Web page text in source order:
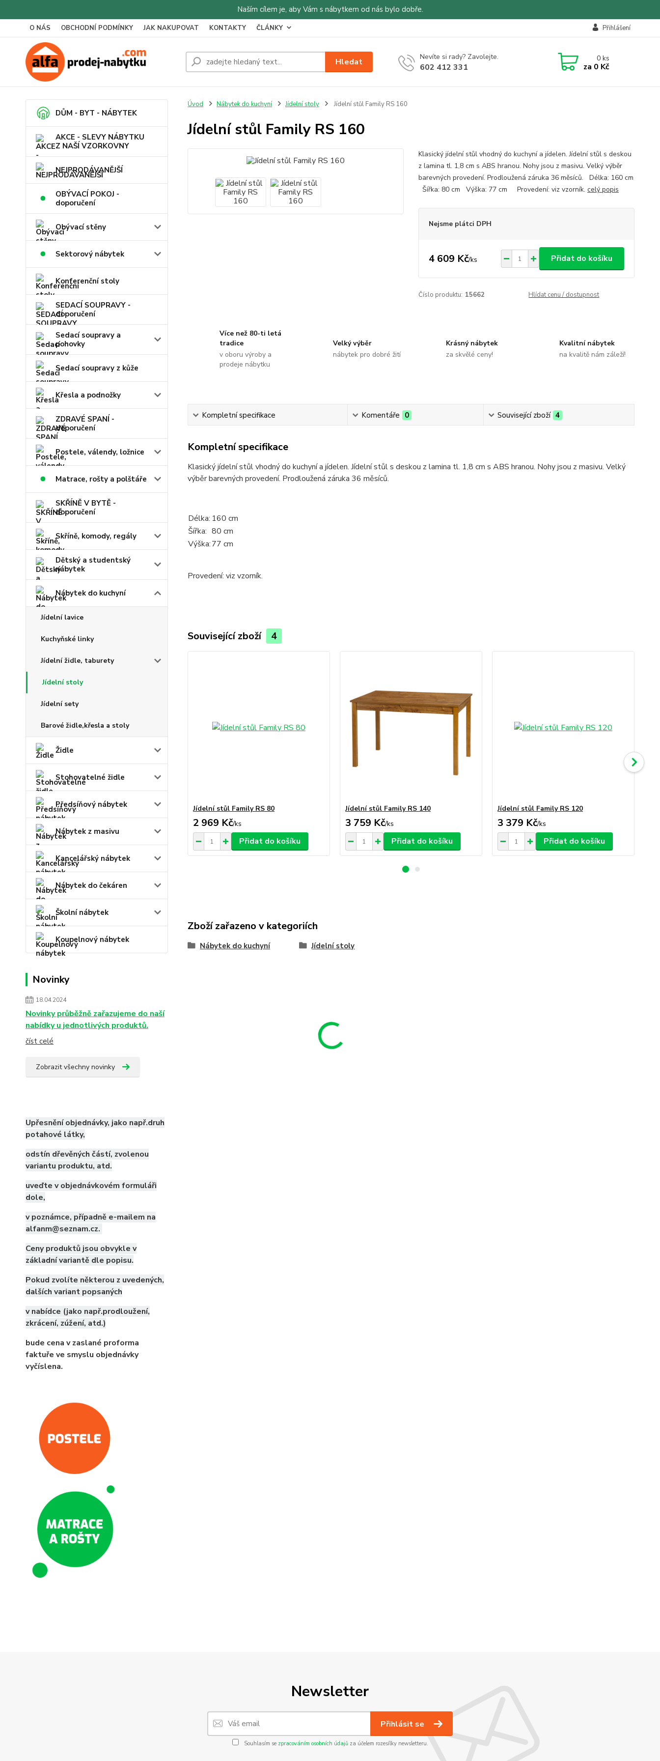
Naším cílem je, aby Vám s nábytkem od nás bylo dobře.
O NÁS OBCHODNÍ PODMÍNKY JAK NAKUPOVAT KONTAKTY ČLÁNKY Přihlášení
Hledat Nevíte si rady? Zavolejte.
602 412 331
0ks
za 0 Kč
DŮM - BYT - NÁBYTEK
AKCE - SLEVY NÁBYTKU
Z NAŠÍ VZORKOVNY
NEJPRODÁVANĚJŠÍ
OBÝVACÍ POKOJ -
doporučení
Obývací stěny
Sektorový nábytek
Konferenční stoly
SEDACÍ SOUPRAVY -
doporučení
Sedací soupravy a
pohovky
Sedací soupravy z kůže
Křesla a podnožky
ZDRAVÉ SPANÍ -
doporučení
Postele, válendy, ložnice
Matrace, rošty a polštáře
SKŘÍNĚ V BYTĚ -
doporučení
Skříně, komody, regály
Dětský a studentský
nábytek
Nábytek do kuchyní
Jídelní lavice
Kuchyňské linky
Jídelní židle, taburety
Jídelní stoly
Jídelní sety
Barové židle,křesla a stoly
Židle
Stohovatelné židle
Předsíňový nábytek
Nábytek z masivu
Kancelářský nábytek
Nábytek do čekáren
Školní nábytek
Koupelnový nábytek
Novinky
18.04.2024
Novinky průběžně zařazujeme do naší
nabídky u jednotlivých produktů.
číst celé
Zobrazit všechny novinky
Upřesnění objednávky, jako např.druh
potahové látky,
odstín dřevěných částí, zvolenou
variantu produktu, atd.
uveďte v objednávkovém formuláři
dole,
v poznámce, případně e-mailem na
alfanm@seznam.cz.
Ceny produktů jsou obvykle v
základní variantě dle popisu.
Pokud zvolíte některou z uvedených,
dalších variant popsaných
v nabídce (jako např.prodloužení,
zkrácení, zúžení, atd.)
bude cena v zaslané proforma
faktuře ve smyslu objednávky
vyčíslena.
Úvod Nábytek do kuchyní Jídelní stoly Jídelní stůl Family RS 160
Jídelní stůl Family RS 160
Klasický jídelní stůl vhodný do kuchyní a jídelen. Jídelní stůl s deskou
z lamina tl. 1,8 cm s ABS hranou. Nohy jsou z masivu. Velký výběr
barevných provedení. Prodloužená záruka 36 měsíců. Délka: 160 cm
Šířka: 80 cm Výška: 77 cm Provedení: viz vzorník. celý popis
Nejsme plátci DPH
4 609 Kč/ks Přidat do košíku
Číslo produktu: 15662 Hlídat cenu / dostupnost
Více než 80-ti letá
tradice
v oboru výroby a
prodeje nábytku
Velký výběr
nábytek pro dobré žití
Krásný nábytek
za skvělé ceny!
Kvalitní nábytek
na kvalitě nám záleží!
Kompletní specifikace Komentáře 0 Související zboží 4
Kompletní specifikace
Klasický jídelní stůl vhodný do kuchyní a jídelen. Jídelní stůl s deskou z lamina tl. 1,8 cm s ABS hranou. Nohy jsou z masivu. Velký
výběr barevných provedení. Prodloužená záruka 36 měsíců.
Délka: 160 cm
Šířka: 80 cm
Výška:77 cm
Provedení: viz vzorník.
Související zboží 4
Jídelní stůl Family RS 80
2 969 Kč/ks
Přidat do košíku
Jídelní stůl Family RS 140
3 759 Kč/ks
Přidat do košíku
Jídelní stůl Family RS 120
3 379 Kč/ks
Přidat do košíku
Zboží zařazeno v kategoriích
Nábytek do kuchyní Jídelní stoly
Newsletter
Přihlásit se
Souhlasím se zpracováním osobních údajůza účelem rozesílky newsletteru.